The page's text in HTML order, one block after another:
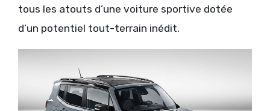
tous les atouts d’une voiture sportive dotée
d’un potentiel tout-terrain inédit.